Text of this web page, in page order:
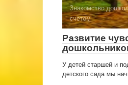
Знакомство
счетом
Развитие
У детей старшей и
детского сада мы